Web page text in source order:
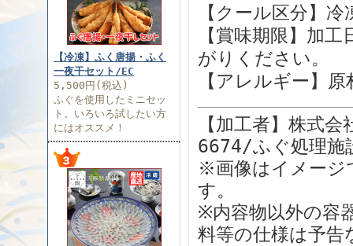
【冷凍】ふく唐揚・ふく
一夜干セット/EC
5,500円(税込)
ふぐを使用したミニセッ
ト。いろいろ試したい方
にはオススメ！
【クール区分】
【賞味期限】加
がりください。
【アレルギー】
【加工者】株式
6674/ふぐ処理施
※画像はイメージ
す。
※内容物以外の容
料等の仕様は予